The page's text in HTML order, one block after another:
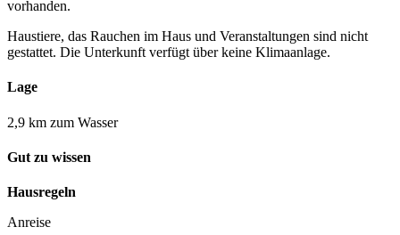
vorhanden.
Haustiere, das Rauchen im Haus und Veranstaltungen sind nicht
gestattet. Die Unterkunft verfügt über keine Klimaanlage.
Lage
2,9 km zum Wasser
Gut zu wissen
Hausregeln
Anreise